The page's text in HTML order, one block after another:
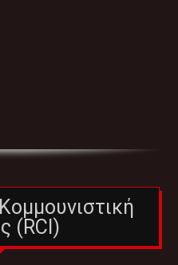
(RCI)